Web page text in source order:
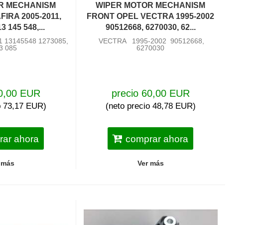
MECHANISM
2005-2011,
145 548,...
1273085,
085
EUR
73,17 EUR)
ahora
WIPER MOTOR MECHANISM
FRONT OPEL VECTRA 1995-2002
90512668, 6270030, 62...
VECTRA 1995-2002 90512668,
6270030
precio 60,00 EUR
(neto precio 48,78 EUR)
comprar ahora
Ver más